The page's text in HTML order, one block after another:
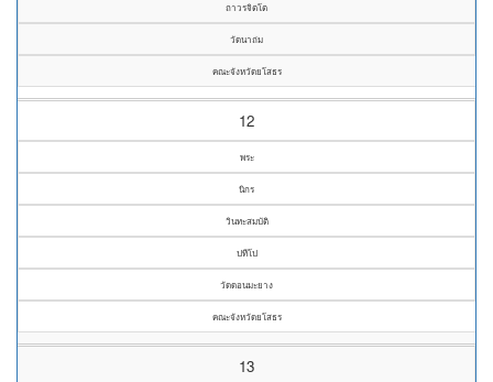
ถาวรจิตโต
วัดนาถ่ม
คณะจังหวัดยโสธร
12
พระ
นิกร
วินทะสมบัติ
ปทีโป
วัดดอนมะยาง
คณะจังหวัดยโสธร
13